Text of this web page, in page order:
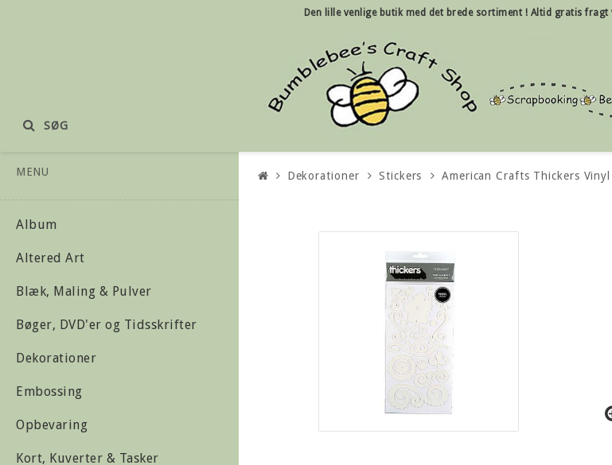
Den lille venlige butik med det brede sortiment ! Altid gratis fragt
SØG
MENU
Album
Altered Art
Blæk, Maling & Pulver
Bøger, DVD'er og Tidsskrifter
Dekorationer
Embossing
Opbevaring
Kort, Kuverter & Tasker
Dekorationer Stickers American Crafts Thickers